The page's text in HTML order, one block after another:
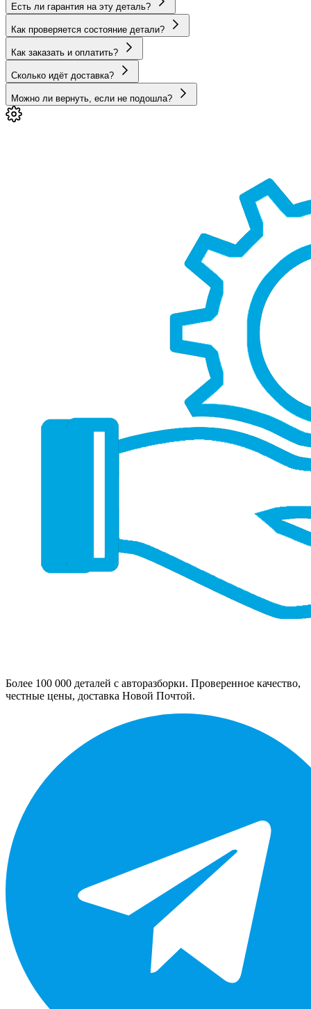
Есть ли гарантия на эту деталь?
Как проверяется состояние детали?
Как заказать и оплатить?
Сколько идёт доставка?
Можно ли вернуть, если не подошла?
Более 100 000 деталей с авторазборки. Проверенное качество,
честные цены, доставка Новой Почтой.